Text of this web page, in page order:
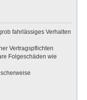
fahrlässiges Verhalten
Vertragspflichten
Folgeschäden wie